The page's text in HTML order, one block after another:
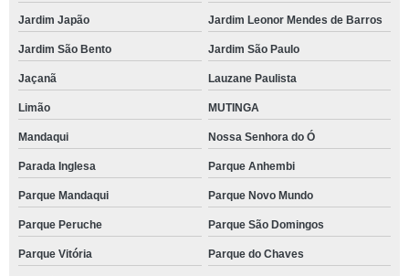
Jardim Japão Jardim Leonor Mendes de Barros
Jardim São Bento Jardim São Paulo
Jaçanã Lauzane Paulista
Limão MUTINGA
Mandaqui Nossa Senhora do Ó
Parada Inglesa Parque Anhembi
Parque Mandaqui Parque Novo Mundo
Parque Peruche Parque São Domingos
Parque Vitória Parque do Chaves